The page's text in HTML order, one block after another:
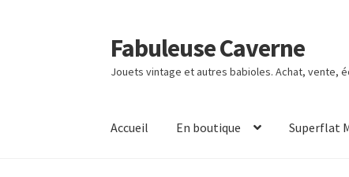
Aller
à
la
Aller
au
contenu
Fabuleuse Caverne
Jouets vintage et autres babioles. Achat, vente,
Accueil En boutique Superflat